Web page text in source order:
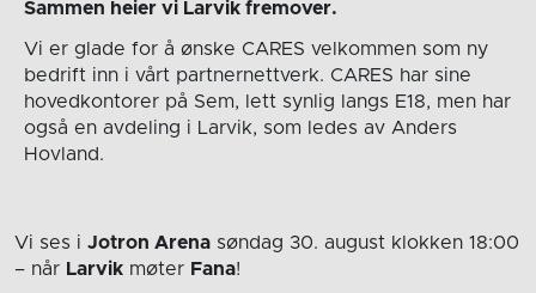
Sammen heier vi Larvik fremover.
Vi er glade for å ønske CARES velkommen som ny
bedrift inn i vårt partnernettverk. CARES har sine
hovedkontorer på Sem, lett synlig langs E18, men har
også en avdeling i Larvik, som ledes av Anders
Hovland.
Vi ses i Jotron Arena søndag 30. august klokken 18:00
– når Larvik møter Fana!